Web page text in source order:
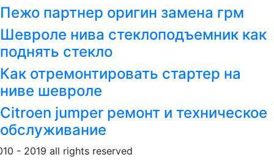
Пежо партнер оригин замена грм
Шевроле нива стеклоподъемник как
поднять стекло
Как отремонтировать стартер на
ниве шевроле
Citroen jumper ремонт и техническое
обслуживание
- 2019 all rights reserved